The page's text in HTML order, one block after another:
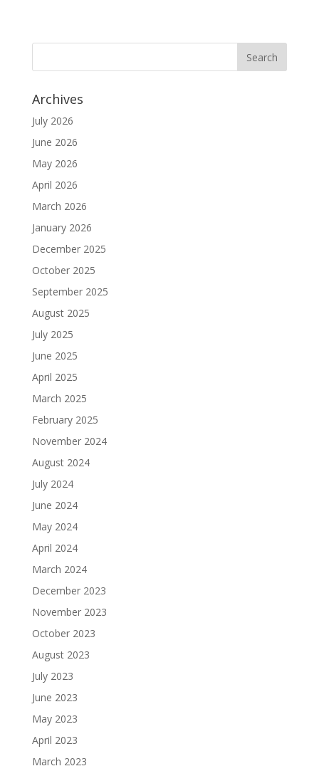
Archives
July 2026
June 2026
May 2026
April 2026
March 2026
January 2026
December 2025
October 2025
September 2025
August 2025
July 2025
June 2025
April 2025
March 2025
February 2025
November 2024
August 2024
July 2024
June 2024
May 2024
April 2024
March 2024
December 2023
November 2023
October 2023
August 2023
July 2023
June 2023
May 2023
April 2023
March 2023